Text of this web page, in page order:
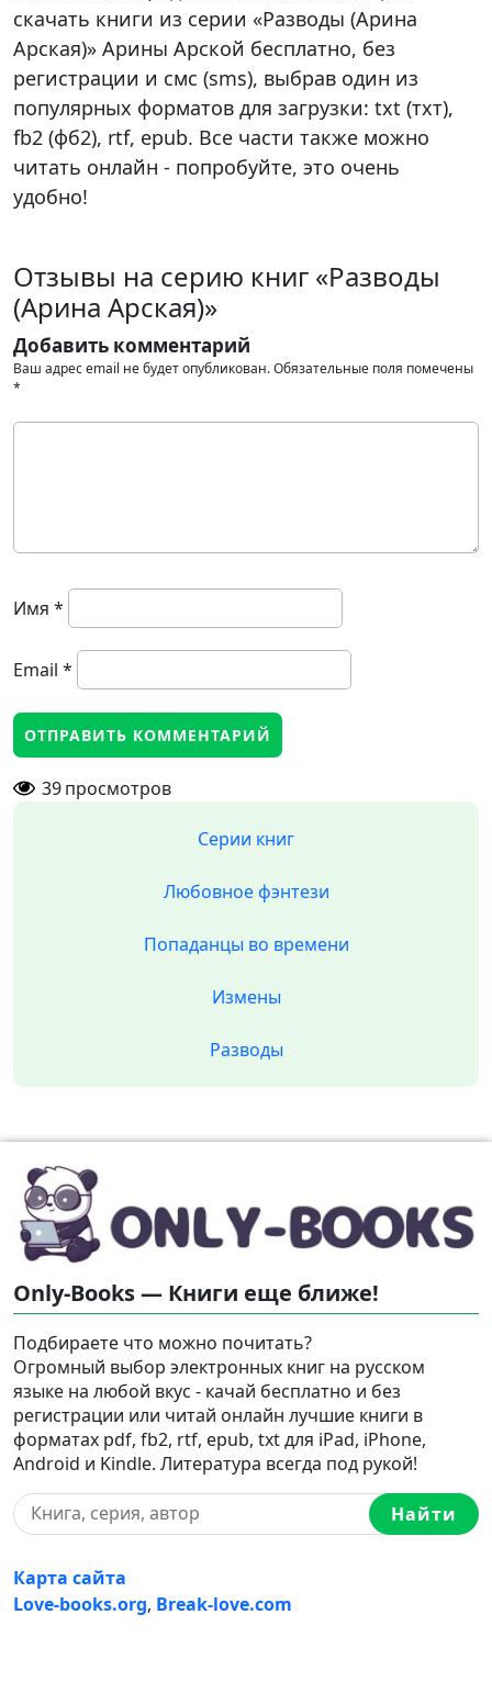
скачать книги из серии «Разводы (Арина
Арская)» Арины Арской бесплатно, без
регистрации и смс (sms), выбрав один из
популярных форматов для загрузки: txt (тхт),
fb2 (фб2), rtf, epub. Все части также можно
читать онлайн - попробуйте, это очень
удобно!
Отзывы на серию книг «Разводы
(Арина Арская)»
Добавить комментарий
Ваш адрес email не будет опубликован.Обязательные поля помечены
*
Имя *
Email *
39просмотров
Серии книг
Любовное фэнтези
Попаданцы во времени
Измены
Разводы
Only-Books — Книги еще ближе!
Подбираете что можно почитать?
Огромный выбор электронных книг на русском
языке на любой вкус - качай бесплатно и без
регистрации или читай онлайн лучшие книги в
форматах pdf, fb2, rtf, epub, txt для iPad, iPhone,
Android и Kindle. Литература всегда под рукой!
Найти
Карта сайта
Love-books.org, Break-love.com